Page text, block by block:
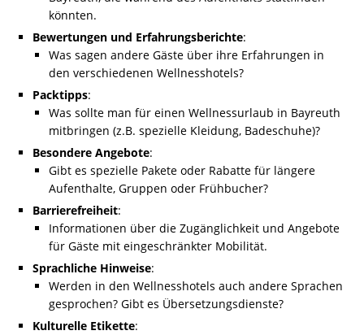
könnten.
Bewertungen und Erfahrungsberichte:
Was sagen andere Gäste über ihre Erfahrungen in
den verschiedenen Wellnesshotels?
Packtipps:
Was sollte man für einen Wellnessurlaub in Bayreuth
mitbringen (z.B. spezielle Kleidung, Badeschuhe)?
Besondere Angebote:
Gibt es spezielle Pakete oder Rabatte für längere
Aufenthalte, Gruppen oder Frühbucher?
Barrierefreiheit:
Informationen über die Zugänglichkeit und Angebote
für Gäste mit eingeschränkter Mobilität.
Sprachliche Hinweise:
Werden in den Wellnesshotels auch andere Sprachen
gesprochen? Gibt es Übersetzungsdienste?
Kulturelle Etikette: